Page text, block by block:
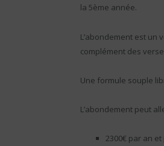
la 5ème année.
L’abondement est un
complément des
Une formule souple
L’abondement peut
2300€ par an